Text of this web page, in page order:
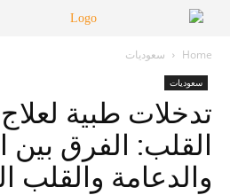
Home سعوديات
سعوديات
تدخلات طبية
القلب: الفرق بين
والدعامة والقلب